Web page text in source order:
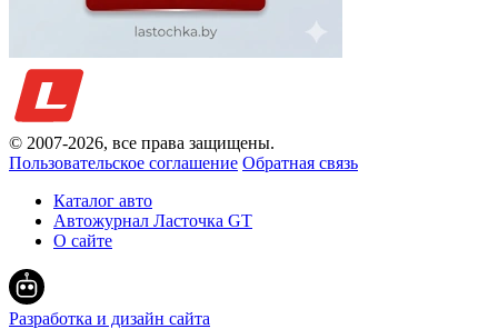
© 2007-2026, все права защищены.
Пользовательское соглашение Обратная связь
Каталог авто
Автожурнал Ласточка GT
О сайте
Разработка и дизайн сайта